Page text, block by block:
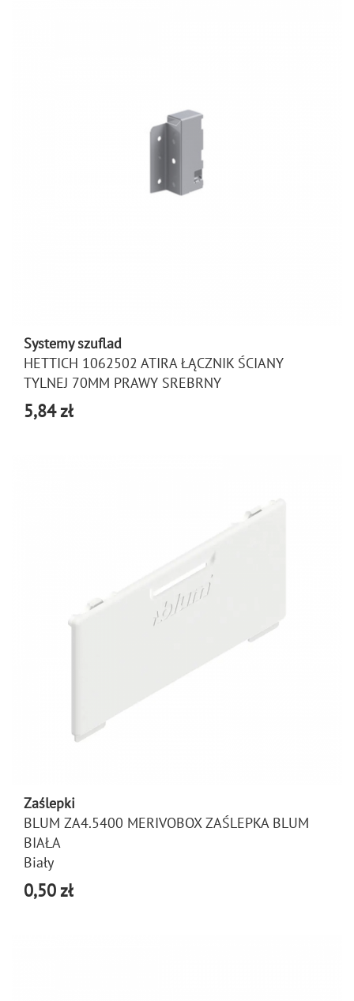
Systemy szuflad
HETTICH 1062502 ATIRA ŁĄCZNIK ŚCIANY
TYLNEJ 70MM PRAWY SREBRNY
5,84 zł
Zaślepki
BLUM ZA4.5400 MERIVOBOX ZAŚLEPKA BLUM
BIAŁA
Biały
0,50 zł